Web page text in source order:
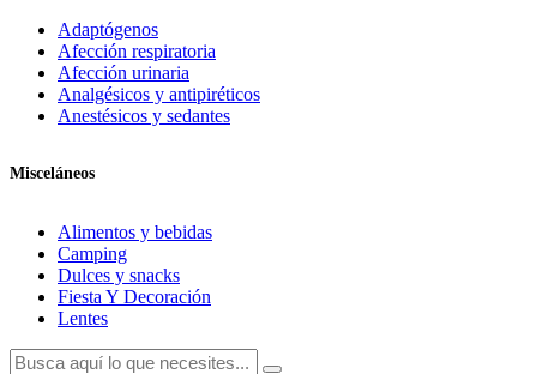
Adaptógenos
Afección respiratoria
Afección urinaria
Analgésicos y antipiréticos
Anestésicos y sedantes
Misceláneos
Alimentos y bebidas
Camping
Dulces y snacks
Fiesta Y Decoración
Lentes